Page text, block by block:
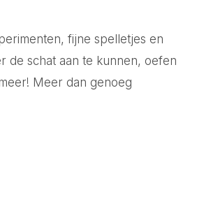
fijne spelletjes en
de schat aan te kunnen, oefen
Meer dan genoeg